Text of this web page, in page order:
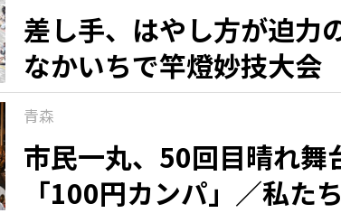
差し手、はやし方が迫
なかいちで竿燈妙技大会
青森
市民一丸、50回目晴れ
「100円カンパ」／私た